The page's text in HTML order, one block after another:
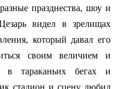
празднества, шоу и
видел в зрелищах
который давал его
своим величием и
в тараканьих бегах и
стадион и сцену любил